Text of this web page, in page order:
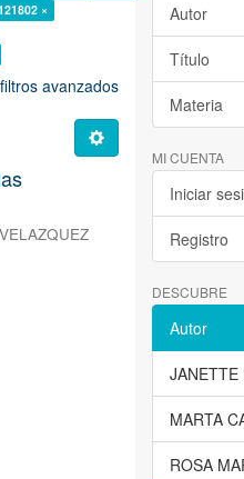
×
avanzados
Autor
Título
Materia
MI CUENTA
Iniciar
Registro
DESCUBRE
Autor
JANETTE
MARTA
ROSA